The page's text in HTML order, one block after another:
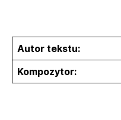
Autor tekstu:
Kompozytor: